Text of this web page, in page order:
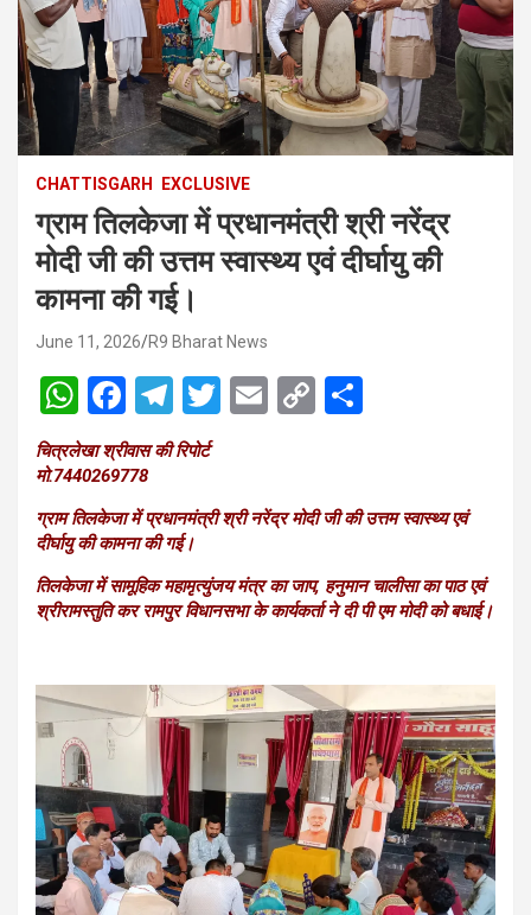
CHATTISGARH EXCLUSIVE
ग्राम तिलकेजा में प्रधानमंत्री श्री नरेंद्र
मोदी जी की उत्तम स्वास्थ्य एवं दीर्घायु की
कामना की गई।
June 11, 2026 R9 Bharat News
W
h
at
s
A
p
p
F
a
ce
b
o
o
k
T
el
e
gr
a
m
T
er
E
C
Li
k
e
चित्रलेखा श्रीवास की रिपोर्ट
मो.7440269778
ग्राम तिलकेजा में प्रधानमंत्री श्री नरेंद्र मोदी जी की उत्तम स्वास्थ्य एवं
दीर्घायु की कामना की गई।
तिलकेजा में सामूहिक महामृत्युंजय मंत्र का जाप, हनुमान चालीसा का पाठ एवं
श्रीरामस्तुति कर रामपुर विधानसभा के कार्यकर्ता ने दी पी एम मोदी को बधाई।